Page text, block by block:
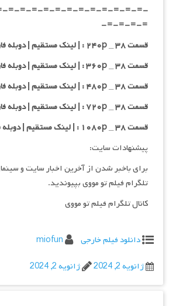
=-=-=-=-=-=-=-=-=-=-=-=-
=-=-=-=-
قسمت ۳۸ _ ۲۴۰p : | لینک مستقیم | دوبله فارسی
قسمت ۳۸ _ ۳۶۰p : | لینک مستقیم | دوبله فارسی
قسمت ۳۸ _ ۴۸۰p : | لینک مستقیم | دوبله فارسی
قسمت ۳۸ _ ۷۲۰p : | لینک مستقیم | دوبله فارسی
قسمت ۳۸ _ ۱۰۸۰p : | لینک مستقیم | دوبله فارسی
پیشنهادات سایت:
برای باخبر شدن از آخرین اخبار سایت و
تلگرام فیلم تو مووی بپیوندید.
کانال تلگرام فیلم تو مووی
دانلود فیلم خارجی
miofun
ژانویه 2, 2024
ژانویه 2, 2024